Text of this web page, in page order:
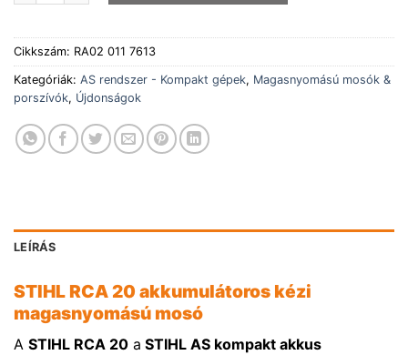
Cikkszám: RA02 011 7613
Kategóriák: AS rendszer - Kompakt gépek, Magasnyomású mosók &
porszívók, Újdonságok
LEÍRÁS
STIHL RCA 20 akkumulátoros kézi
magasnyomású mosó
A STIHL RCA 20 a STIHL AS kompakt akkus